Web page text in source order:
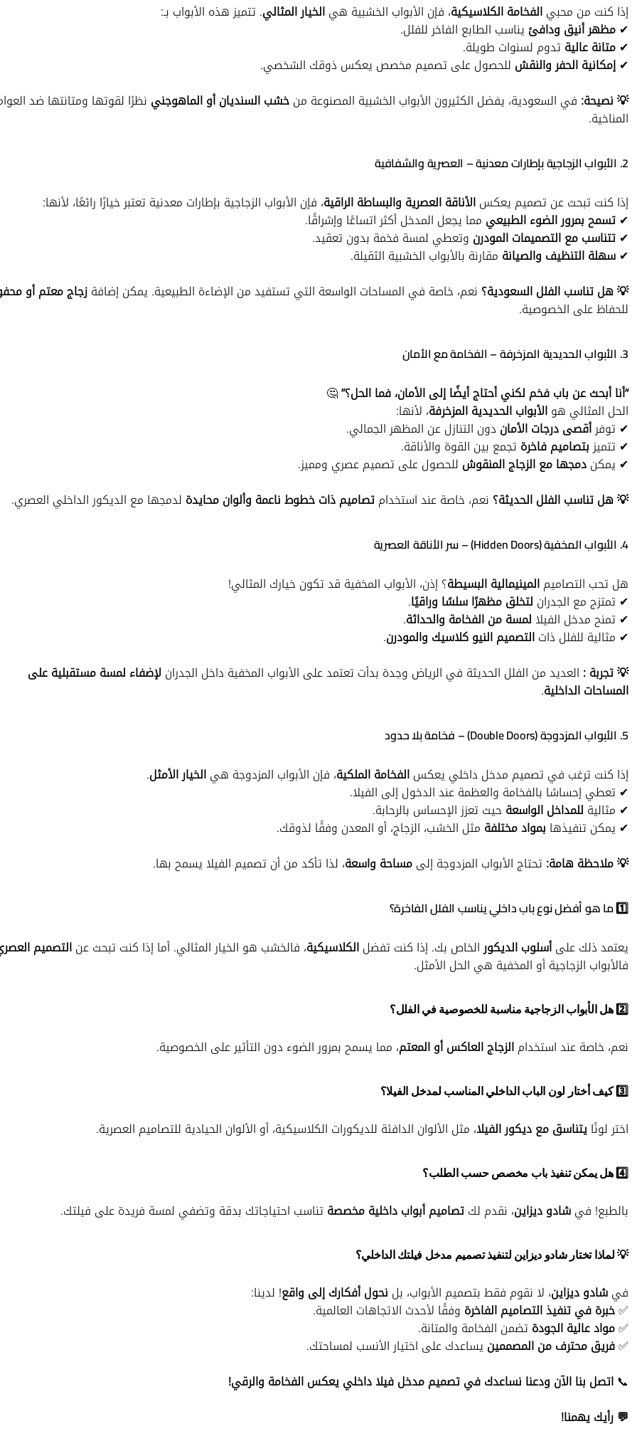
إذا كنت من محبيالفخامة الكلاسيكية، فإن الأبواب الخشبية هيالخيار المثالي. تتميز هذه الأبواب بـ:
✔ مظهر أنيق ودافئ يناسب الطابع الفاخر للفلل.
✔ متانة عالية تدوم لسنوات طويلة.
✔ إمكانية الحفر والنقش للحصول على تصميم مخصص يعكس ذوقك الشخصي.
💡 نصيحة: في السعودية، يفضل الكثيرون الأبواب الخشبية المصنوعة منخشب السنديان أو الماهوجني نظرًا لقوتها ومتانتها ضد
المناخية.
2. الأبواب الزجاجية بإطارات معدنية – العصرية والشفافية
إذا كنت تبحث عن تصميم يعكسالأناقة العصرية والبساطة الراقية، فإن الأبواب الزجاجية بإطارات معدنية تعتبر خيارًا رائعًا، لأنها:
✔ تسمح بمرور الضوء الطبيعي مما يجعل المدخل أكثر اتساعًا وإشراقًا.
✔ تتناسب مع التصميمات المودرن وتعطي لمسة فخمة بدون تعقيد.
✔ سهلة التنظيف والصيانة مقارنة بالأبواب الخشبية الثقيلة.
💡 هل تناسب الفلل السعودية؟ نعم، خاصة في المساحات الواسعة التي تستفيد من الإضاءة الطبيعية. يمكن إضافةزجاج معتم أو
للحفاظ على الخصوصية.
3. الأبواب الحديدية المزخرفة – الفخامة مع الأمان
“أنا أبحث عن باب فخم لكني أحتاج أيضًا إلى الأمان، فما الحل؟”🤔
الحل المثالي هوالأبواب الحديدية المزخرفة، لأنها:
✔ توفرأقصى درجات الأمان دون التنازل عن المظهر الجمالي.
✔ تتميزبتصاميم فاخرة تجمع بين القوة والأناقة.
✔ يمكندمجها مع الزجاج المنقوش للحصول على تصميم عصري ومميز.
💡 هل تناسب الفلل الحديثة؟ نعم، خاصة عند استخدامتصاميم ذات خطوط ناعمة وألوان محايدة لدمجها مع الديكور الداخلي العصري.
4. الأبواب المخفية (Hidden Doors) – سر الأناقة العصرية
هل تحب التصاميمالمينيمالية البسيطة؟ إذن، الأبواب المخفية قد تكون خيارك المثالي!
✔ تمتزج مع الجدران لتخلق مظهرًا سلسًا وراقيًا.
✔ تمنح مدخل الفيلا لمسة من الفخامة والحداثة.
✔ مثالية للفلل ذاتالتصميم النيو كلاسيك والمودرن.
💡 تجربة : العديد من الفلل الحديثة في الرياض وجدة بدأت تعتمد على الأبواب المخفية داخل الجدران لإضفاء لمسة مستقبلية على
المساحات الداخلية.
5. الأبواب المزدوجة (Double Doors) – فخامة بلا حدود
إذا كنت ترغب في تصميم مدخل داخلي يعكسالفخامة الملكية، فإن الأبواب المزدوجة هيالخيار الأمثل.
✔ تعطي إحساسًا بالفخامة والعظمة عند الدخول إلى الفيلا.
✔ مثالية للمداخل الواسعة حيث تعزز الإحساس بالرحابة.
✔ يمكن تنفيذها بمواد مختلفة مثل الخشب، الزجاج، أو المعدن وفقًا لذوقك.
💡 ملاحظة هامة: تحتاج الأبواب المزدوجة إلىمساحة واسعة، لذا تأكد من أن تصميم الفيلا يسمح بها.
1️⃣ ما هو أفضل نوع باب داخلي يناسب الفلل الفاخرة؟
يعتمد ذلك علىأسلوب الديكورالخاص بك. إذا كنت تفضلالكلاسيكية، فالخشب هو الخيار المثالي. أما إذا كنت تبحث عنالتصميم
فالأبواب الزجاجية أو المخفية هي الحل الأمثل.
2️⃣ هل الأبواب الزجاجية مناسبة للخصوصية في الفلل؟
نعم، خاصة عند استخدامالزجاج العاكس أو المعتم، مما يسمح بمرور الضوء دون التأثير على الخصوصية.
3️⃣ كيف أختار لون الباب الداخلي المناسب لمدخل الفيلا؟
اختر لونًايتناسق مع ديكور الفيلا، مثل الألوان الدافئة للديكورات الكلاسيكية، أو الألوان الحيادية للتصاميم العصرية.
4️⃣ هل يمكن تنفيذ باب مخصص حسب الطلب؟
بالطبع! فيشادو ديزاين، نقدم لكتصاميم أبواب داخلية مخصصة تناسب احتياجاتك بدقة وتضفي لمسة فريدة على فيلتك.
💡 لماذا تختار شادو ديزاين لتنفيذ تصميم مدخل فيلتك الداخلي؟
فيشادو ديزاين، لا نقوم فقط بتصميم الأبواب، بل نحول أفكارك إلى واقع! لدينا:
✅خبرة في تنفيذ التصاميم الفاخرة وفقًا لأحدث الاتجاهات العالمية.
✅مواد عالية الجودة تضمن الفخامة والمتانة.
✅فريق محترف من المصممين يساعدك على اختيار الأنسب لمساحتك.
📞 اتصل بنا الآن ودعنا نساعدك في تصميم مدخل فيلا داخلي يعكس الفخامة والرقي!
💬 رأيك يهمنا!